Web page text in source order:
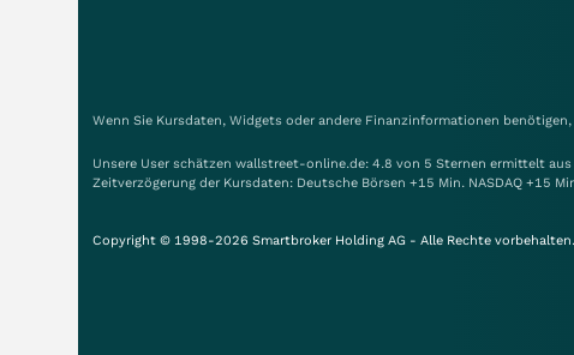
Wenn Sie Kursdaten, Widgets oder andere Finanzinformationen
Unsere User schätzen wallstreet-online.de: 4.8 von 5 Sternen ermittelt
Zeitverzögerung der Kursdaten: Deutsche Börsen +15 Min. NASDAQ +15
Copyright © 1998-2026 Smartbroker Holding AG - Alle Rechte vorbehalten.